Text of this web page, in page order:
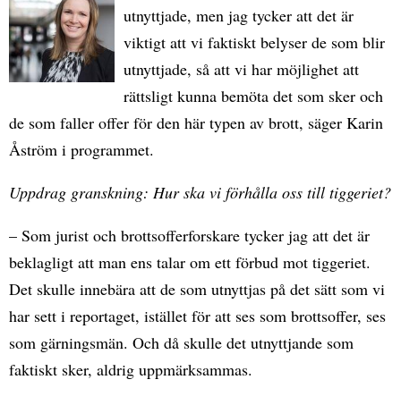
utnyttjade, men jag tycker att det är
viktigt att vi faktiskt belyser de som blir
utnyttjade, så att vi har möjlighet att
rättsligt kunna bemöta det som sker och
de som faller offer för den här typen av brott, säger Karin
Åström i programmet.
Uppdrag granskning: Hur ska vi förhålla oss till tiggeriet?
– Som jurist och brottsofferforskare tycker jag att det är
beklagligt att man ens talar om ett förbud mot tiggeriet.
Det skulle innebära att de som utnyttjas på det sätt som vi
har sett i reportaget, istället för att ses som brottsoffer, ses
som gärningsmän. Och då skulle det utnyttjande som
faktiskt sker, aldrig uppmärksammas.